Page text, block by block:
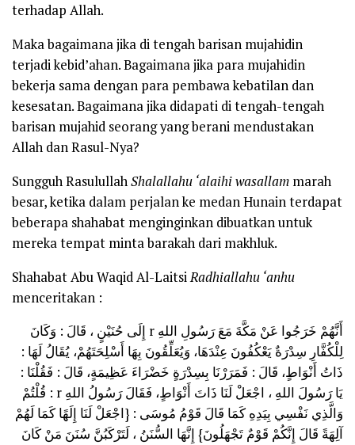
terhadap Allah.
Maka bagaimana jika di tengah barisan mujahidin
terjadi kebid’ahan. Bagaimana jika para mujahidin
bekerja sama dengan para pembawa kebatilan dan
kesesatan. Bagaimana jika didapati di tengah-tengah
barisan mujahid seorang yang berani mendustakan
Allah dan Rasul-Nya?
Sungguh RasulullahShalallahu ‘alaihi wasallam marah
besar, ketika dalam perjalan ke medan Hunain terdapat
beberapa shahabat menginginkan dibuatkan untuk
mereka tempat minta barakah dari makhluk.
Shahabat Abu Waqid Al-LaitsiRadhiallahu ‘anhu
menceritakan :
أَنَّهُمْ خَرَجُوا عَنْ مَكَّةَ مَعَ رَسُولِ اللهِ r إِلَى حُنَيْنٍ ، قَالَ : وَكَانَ
لِلْكُفَّارِ سِدْرَةٌ يَعْكُفُونَ عِنْدَهَا، وَيُعَلِّقُونَ بِهَا أَسْلِحَتَهُمْ، يُقَالُ لَهَا :
ذَاتُ أَنْوَاطٍ، قَالَ : فَمَرَرْنَا بِسِدْرَةٍ خَضْرَاءَ عَظِيمَةٍ، قَالَ : فَقُلْنَا :
يَا رَسُولَ اللهِ ، اجْعَلْ لَنَا ذَاتَ أَنْوَاطٍ، فَقَالَ رَسُولُ اللهِ r : قُلْتُمْ
وَالَّذِي نَفْسِي بِيَدِهِ كَمَا قَالَ قَوْمُ مُوسَى : {اجْعَلْ لَنَا إِلَهًا كَمَا لَهُمْ
آلِهَةً قَالَ إِنَّكُمْ قَوْمٌ تَجْهَلُونَ} إِنَّهَا السُّنَنُ ، لَتَرْكَبُنَّ سُنَنَ مَنْ كَانَ